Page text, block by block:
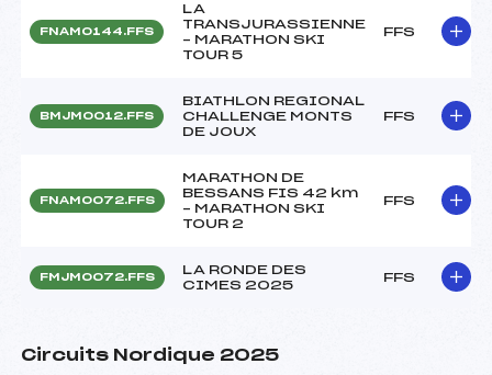
FNAM0144.FFS
LA
TRANSJURASSIENNE
– MARATHON SKI
TOUR 5
FFS
BMJM0012.FFS
BIATHLON REGIONAL
CHALLENGE MONTS
DE JOUX
FFS
FNAM0072.FFS
MARATHON DE
BESSANS FIS 42 km
– MARATHON SKI
TOUR 2
FFS
FMJM0072.FFS
LA RONDE DES
CIMES 2025
FFS
Circuits Nordique 2025